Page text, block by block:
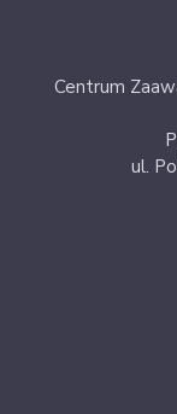
Centrum
ul.